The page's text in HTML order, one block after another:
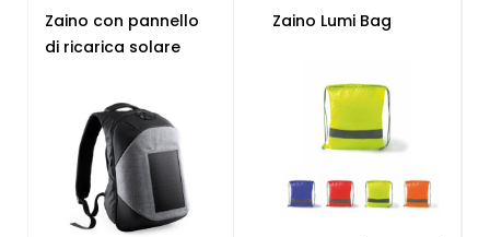
ecologici,Zaini
personalizzati
Zaino con pannello
di ricarica solare
Zaini personalizzati
Zaino Lumi Bag